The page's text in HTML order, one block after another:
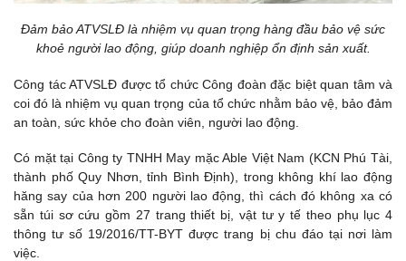
Đảm bảo ATVSLĐ là nhiệm vụ quan trọng hàng đầu bảo vệ sức
khoẻ người lao động, giúp doanh nghiệp ổn định sản xuất.
Công tác ATVSLĐ được tổ chức Công đoàn đặc biệt quan tâm và
coi đó là nhiệm vụ quan trọng của tổ chức nhằm bảo vệ, bảo đảm
an toàn, sức khỏe cho đoàn viên, người lao động.
Có mặt tại Công ty TNHH May mặc Able Việt Nam (KCN Phú Tài,
thành phố Quy Nhơn, tỉnh Bình Định), trong không khí lao động
hăng say của hơn 200 người lao động, thì cách đó không xa có
sẵn túi sơ cứu gồm 27 trang thiết bị, vật tư y tế theo phụ lục 4
thông tư số 19/2016/TT-BYT được trang bị chu đáo tại nơi làm
việc.